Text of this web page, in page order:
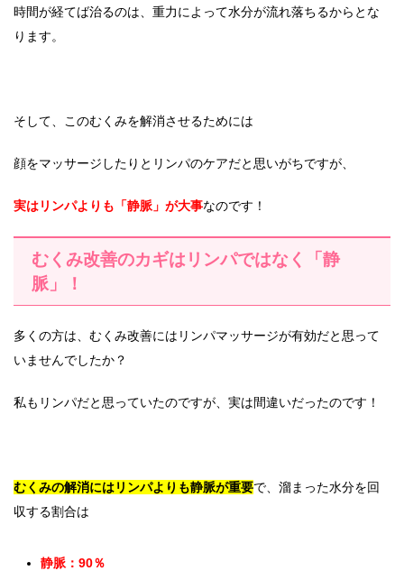
時間が経てば治るのは、重力によって水分が流れ落ちるからとな
ります。
そして、このむくみを解消させるためには
顔をマッサージしたりとリンパのケアだと思いがちですが、
実はリンパよりも「静脈」が大事なのです！
むくみ改善のカギはリンパではなく「静
脈」！
多くの方は、むくみ改善にはリンパマッサージが有効だと思って
いませんでしたか？
私もリンパだと思っていたのですが、実は間違いだったのです！
むくみの解消にはリンパよりも静脈が重要で、溜まった水分を回
収する割合は
静脈：90％